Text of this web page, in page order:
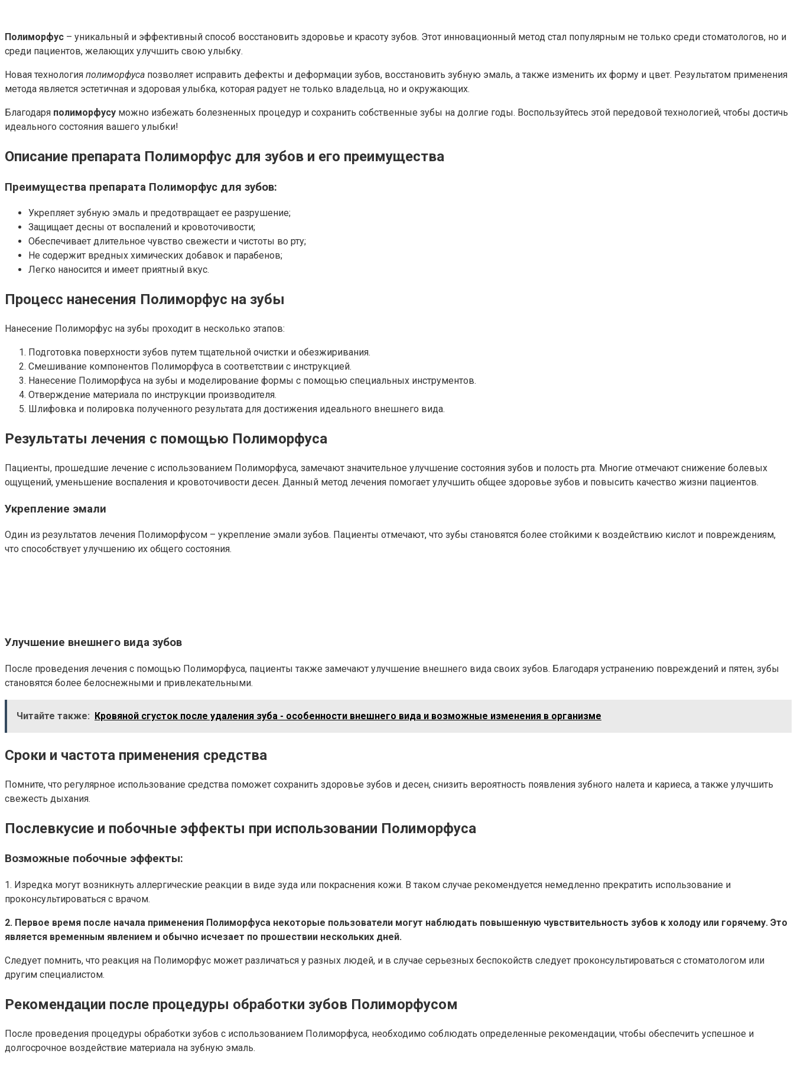
Полиморфус – уникальный и эффективный способ восстановить здоровье и красоту зубов. Этот инновационный метод стал популярным не только среди стоматологов, но и
среди пациентов, желающих улучшить свою улыбку.
Новая технология полиморфуса позволяет исправить дефекты и деформации зубов, восстановить зубную эмаль, а также изменить их форму и цвет. Результатом применения
метода является эстетичная и здоровая улыбка, которая радует не только владельца, но и окружающих.
Благодаря полиморфусу можно избежать болезненных процедур и сохранить собственные зубы на долгие годы. Воспользуйтесь этой передовой технологией, чтобы достичь
идеального состояния вашего улыбки!
Описание препарата Полиморфус для зубов и его преимущества
Преимущества препарата Полиморфус для зубов:
Укрепляет зубную эмаль и предотвращает ее разрушение;
Защищает десны от воспалений и кровоточивости;
Обеспечивает длительное чувство свежести и чистоты во рту;
Не содержит вредных химических добавок и парабенов;
Легко наносится и имеет приятный вкус.
Процесс нанесения Полиморфус на зубы
Нанесение Полиморфус на зубы проходит в несколько этапов:
Подготовка поверхности зубов путем тщательной очистки и обезжиривания.
Смешивание компонентов Полиморфуса в соответствии с инструкцией.
Нанесение Полиморфуса на зубы и моделирование формы с помощью специальных инструментов.
Отверждение материала по инструкции производителя.
Шлифовка и полировка полученного результата для достижения идеального внешнего вида.
Результаты лечения с помощью Полиморфуса
Пациенты, прошедшие лечение с использованием Полиморфуса, замечают значительное улучшение состояния зубов и полость рта. Многие отмечают снижение болевых
ощущений, уменьшение воспаления и кровоточивости десен. Данный метод лечения помогает улучшить общее здоровье зубов и повысить качество жизни пациентов.
Укрепление эмали
Один из результатов лечения Полиморфусом – укрепление эмали зубов. Пациенты отмечают, что зубы становятся более стойкими к воздействию кислот и повреждениям,
что способствует улучшению их общего состояния.
Улучшение внешнего вида зубов
После проведения лечения с помощью Полиморфуса, пациенты также замечают улучшение внешнего вида своих зубов. Благодаря устранению повреждений и пятен, зубы
становятся более белоснежными и привлекательными.
Читайте также: Кровяной сгусток после удаления зуба - особенности внешнего вида и возможные изменения в организме
Сроки и частота применения средства
Помните, что регулярное использование средства поможет сохранить здоровье зубов и десен, снизить вероятность появления зубного налета и кариеса, а также улучшить
свежесть дыхания.
Послевкусие и побочные эффекты при использовании Полиморфуса
Возможные побочные эффекты:
1. Изредка могут возникнуть аллергические реакции в виде зуда или покраснения кожи. В таком случае рекомендуется немедленно прекратить использование и
проконсультироваться с врачом.
2. Первое время после начала применения Полиморфуса некоторые пользователи могут наблюдать повышенную чувствительность зубов к холоду или горячему. Это
является временным явлением и обычно исчезает по прошествии нескольких дней.
Следует помнить, что реакция на Полиморфус может различаться у разных людей, и в случае серьезных беспокойств следует проконсультироваться с стоматологом или
другим специалистом.
Рекомендации после процедуры обработки зубов Полиморфусом
После проведения процедуры обработки зубов с использованием Полиморфуса, необходимо соблюдать определенные рекомендации, чтобы обеспечить успешное и
долгосрочное воздействие материала на зубную эмаль.